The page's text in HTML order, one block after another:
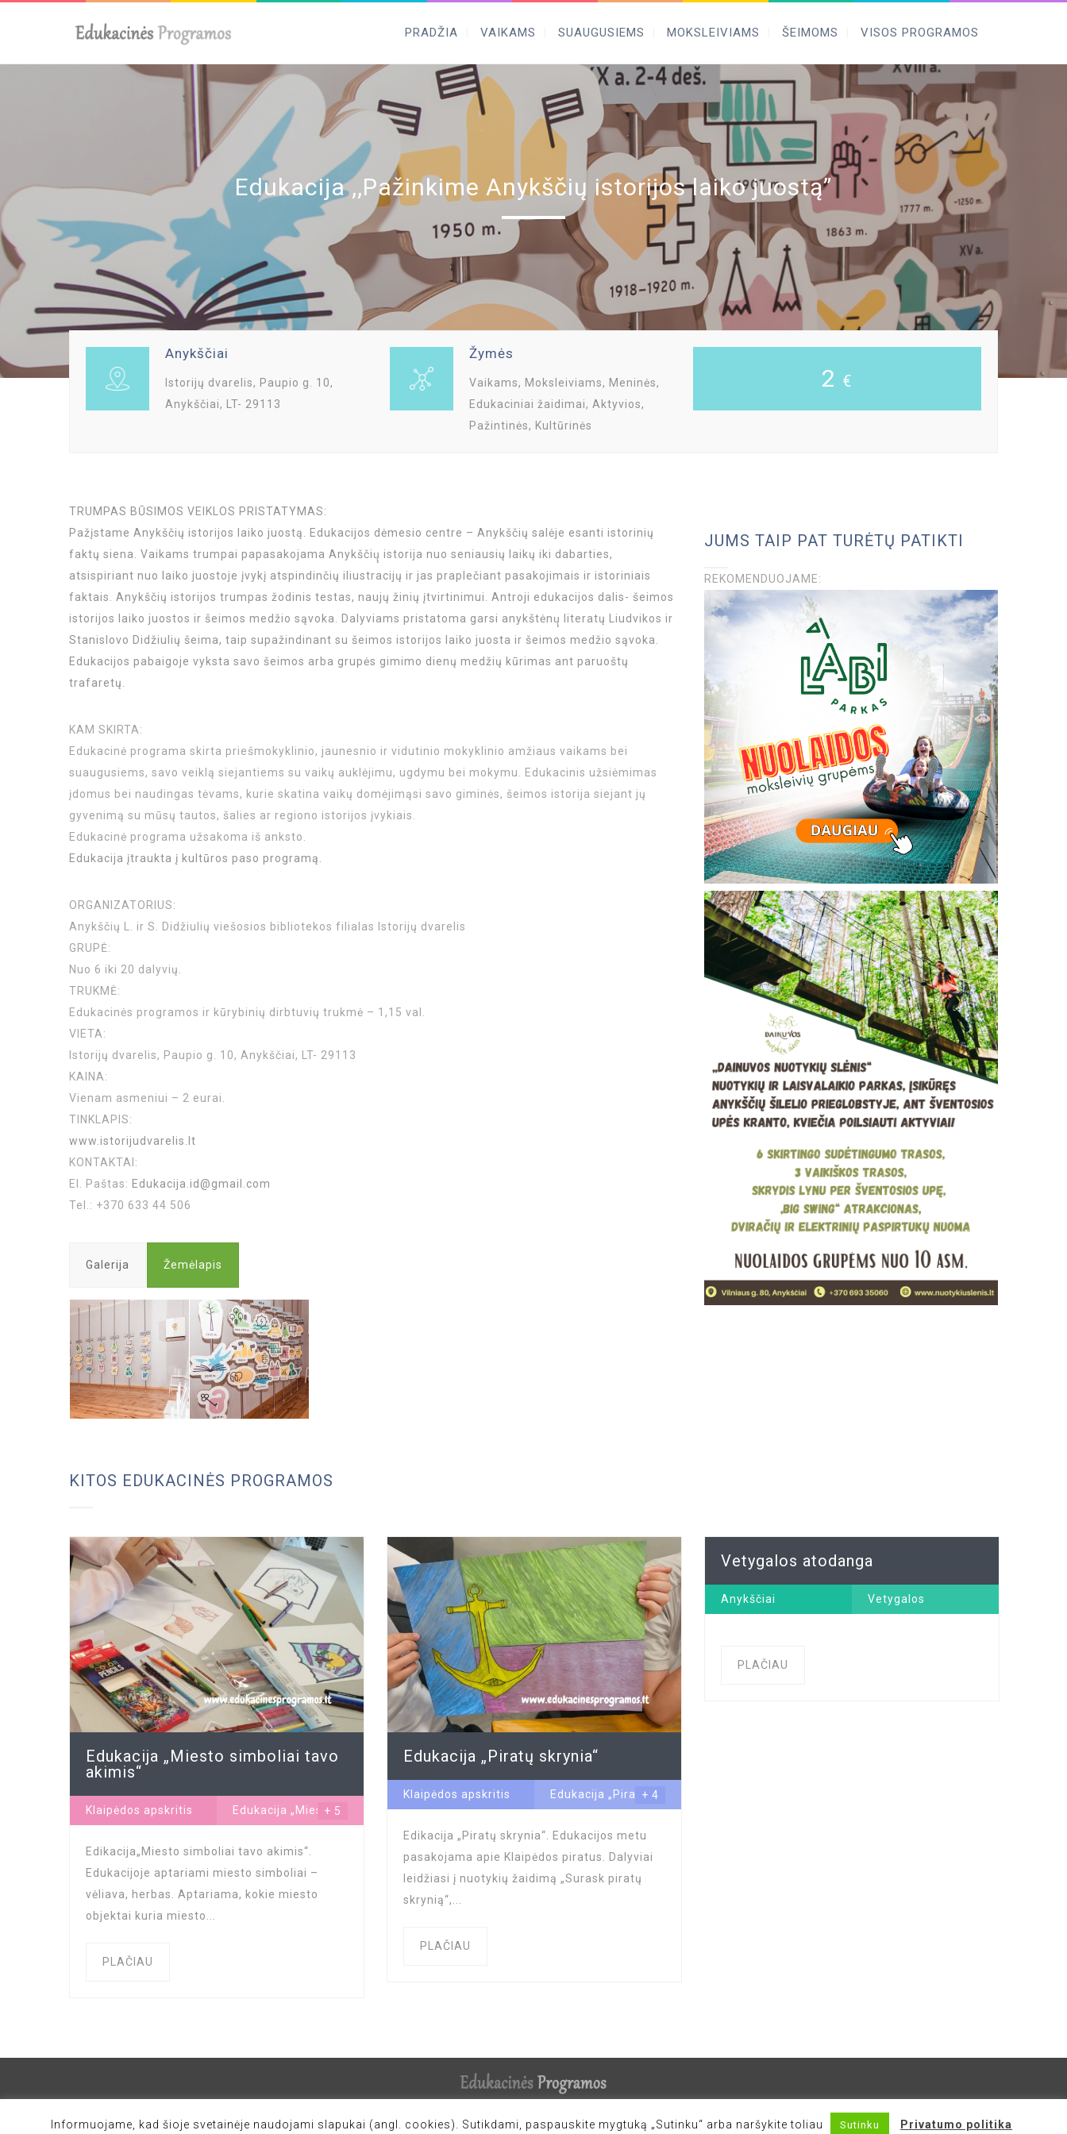
PRADŽIA VAIKAMS SUAUGUSIEMS MOKSLEIVIAMS ŠEIMOMS VISOS PROGRAMOS
Edukacija ,,Pažinkime Anykščių istorijos laiko juostą”
Anykščiai
Istorijų dvarelis, Paupio g. 10,
Anykščiai, LT- 29113
Žymės
Vaikams, Moksleiviams, Meninės,
Edukaciniai žaidimai, Aktyvios,
Pažintinės, Kultūrinės
2 €
TRUMPAS BŪSIMOS VEIKLOS PRISTATYMAS:
Pažįstame Anykščių istorijos laiko juostą. Edukacijos dėmesio centre – Anykščių salėje esanti istorinių
faktų siena. Vaikams trumpai papasakojama Anykščių̨ istorija nuo seniausių laikų iki dabarties,
atsispiriant nuo laiko juostoje įvykį atspindinčių iliustracijų ir jas praplečiant pasakojimais ir istoriniais
faktais. Anykščių istorijos trumpas žodinis testas, naujų žinių įtvirtinimui. Antroji edukacijos dalis- šeimos
istorijos laiko juostos ir šeimos medžio sąvoka. Dalyviams pristatoma garsi anykštėnų̨ literatų Liudvikos ir
Stanislovo Didžiulių šeima, taip supažindinant su šeimos istorijos laiko juosta ir šeimos medžio sąvoka.
Edukacijos pabaigoje vyksta savo šeimos arba grupės gimimo dienų medžių kūrimas ant paruoštų
trafaretų.
KAM SKIRTA:
Edukacinė programa skirta priešmokyklinio, jaunesnio ir vidutinio mokyklinio amžiaus vaikams bei
suaugusiems, savo veiklą siejantiems su vaikų auklėjimu, ugdymu bei mokymu. Edukacinis užsiėmimas
įdomus bei naudingas tėvams, kurie skatina vaikų domėjimąsi savo giminės, šeimos istorija siejant jų
gyvenimą su mūsų tautos, šalies ar regiono istorijos įvykiais.
Edukacinė programa užsakoma iš anksto.
Edukacija įtraukta į kultūros paso programą.
ORGANIZATORIUS:
Anykščių L. ir S. Didžiulių viešosios bibliotekos filialas Istorijų dvarelis
GRUPĖ:
Nuo 6 iki 20 dalyvių.
TRUKMĖ:
Edukacinės programos ir kūrybinių dirbtuvių trukmė – 1,15 val.
VIETA:
Istorijų dvarelis, Paupio g. 10, Anykščiai, LT- 29113
KAINA:
Vienam asmeniui – 2 eurai.
TINKLAPIS:
www.istorijudvarelis.lt
KONTAKTAI:
El. Paštas: Edukacija.id@gmail.com
Tel.: +370 633 44 506
Galerija Žemėlapis
JUMS TAIP PAT TURĖTŲ PATIKTI
REKOMENDUOJAME:
KITOS EDUKACINĖS PROGRAMOS
Edukacija „Miesto simboliai tavo
akimis“
Klaipėdos apskritis
Edukacija „Miesto
akimis“...
+ 5
Edikacija„Miesto simboliai tavo akimis“.
Edukacijoje aptariami miesto simboliai –
vėliava, herbas. Aptariama, kokie miesto
objektai kuria miesto...
PLAČIAU
Edukacija „Piratų skrynia“
Klaipėdos apskritis
Edukacija „Piratų+ 4
Edikacija „Piratų skrynia“. Edukacijos metu
pasakojama apie Klaipėdos piratus. Dalyviai
leidžiasi į nuotykių žaidimą „Surask piratų
skrynią“,...
PLAČIAU
Vetygalos atodanga
Anykščiai
Vetygalos
PLAČIAU
Informuojame, kad šioje svetainėje naudojami slapukai (angl. cookies). Sutikdami, paspauskite mygtuką „Sutinku“ arba naršykite toliau Sutinku Privatumo politika